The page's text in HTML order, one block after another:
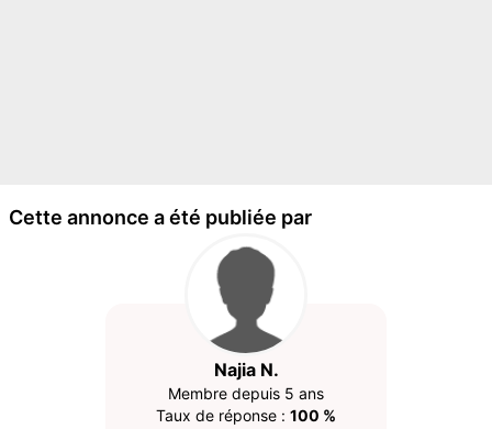
Cette annonce a été publiée par
Najia N.
Membre depuis 5 ans
Taux de réponse : 100 %